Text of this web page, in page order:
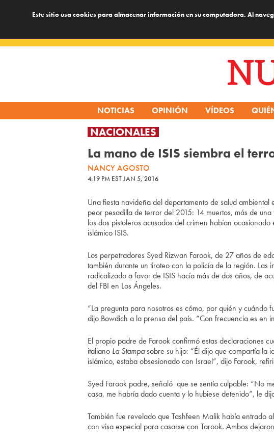
Este sitio usa cookies para almacenar información en su computadora. Al
NOTICIAS OPINIÓN VÍDEOS
NACIONALES
La mano de ISIS siembra el
NANCY AGOSTO
4:19 PM EST JAN 5, 2016
Una fiesta navideña del departamento de salud
peor pesadilla de terror del 2015: 14 muertos, más de
los dos pistoleros acusados del crimen habían
islámico ISIS.
Los perpetradores Syed Rizwan Farook, de 27 años de
también durante un tiroteo con la policía de la región.
radicalizado a favor de ISIS hacía más de dos años, de
del FBI en Los Ángeles.
“La pregunta para nosotros es cómo, por quién y
dijo Bowdich a la prensa del país. “Con frecuencia es en
El propio padre de Farook confirmó estas declaraciones
italiano La Stampasobre su hijo: “Él dijo que compartía la
islámico, estaba obsesionado con Israel”, dijo Farook,
Syed Farook padre, señaló que se sentía culpable: “No
casa, me habría dado cuenta y lo hubiese detenido”, le
También fue revelado que Tashfeen Malik había entrado
con visa especial para casarse con Tarook. Ambos